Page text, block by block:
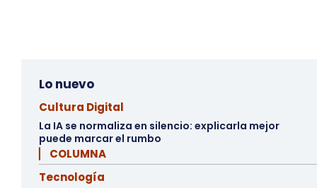
Lo nuevo
Cultura Digital
La IA se normaliza en silencio: explicarla mejor
puede marcar el rumbo
▏ COLUMNA
Tecnología